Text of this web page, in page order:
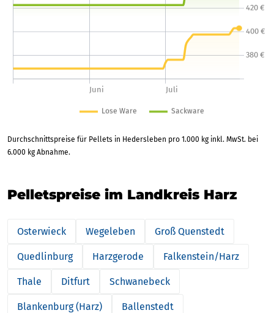
Durchschnittspreise für Pellets in Hedersleben pro 1.000 kg inkl. MwSt. bei
6.000 kg Abnahme.
Pelletspreise im Landkreis Harz
Osterwieck Wegeleben Groß Quenstedt
Quedlinburg Harzgerode Falkenstein/Harz
Thale Ditfurt Schwanebeck
Blankenburg (Harz) Ballenstedt